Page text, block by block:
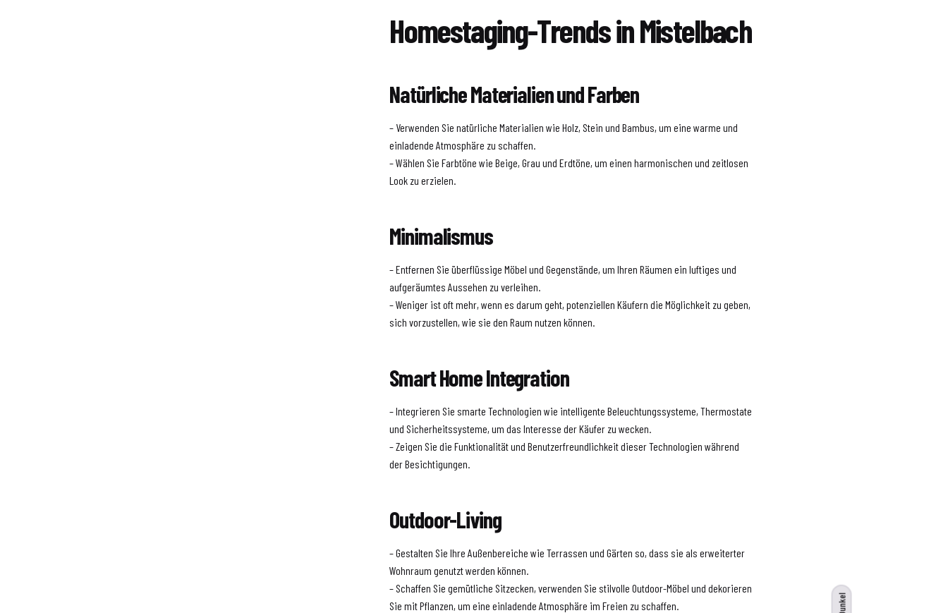
Dunkel
Homestaging-Trends in Mistelbach
Natürliche Materialien und Farben
– Verwenden Sie natürliche Materialien wie Holz, Stein und Bambus, um eine warme und
einladende Atmosphäre zu schaffen.
– Wählen Sie Farbtöne wie Beige, Grau und Erdtöne, um einen harmonischen und zeitlosen
Look zu erzielen.
Minimalismus
– Entfernen Sie überflüssige Möbel und Gegenstände, um Ihren Räumen ein luftiges und
aufgeräumtes Aussehen zu verleihen.
– Weniger ist oft mehr, wenn es darum geht, potenziellen Käufern die Möglichkeit zu geben,
sich vorzustellen, wie sie den Raum nutzen können.
Smart Home Integration
– Integrieren Sie smarte Technologien wie intelligente Beleuchtungssysteme, Thermostate
und Sicherheitssysteme, um das Interesse der Käufer zu wecken.
– Zeigen Sie die Funktionalität und Benutzerfreundlichkeit dieser Technologien während
der Besichtigungen.
Outdoor-Living
– Gestalten Sie Ihre Außenbereiche wie Terrassen und Gärten so, dass sie als erweiterter
Wohnraum genutzt werden können.
– Schaffen Sie gemütliche Sitzecken, verwenden Sie stilvolle Outdoor-Möbel und dekorieren
Sie mit Pflanzen, um eine einladende Atmosphäre im Freien zu schaffen.